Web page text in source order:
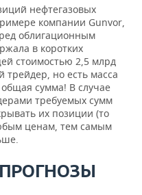
нефтегазовых
компании Gunvor,
облигационным
в коротких
стоимостью 2,5 млрд
трейдер, но есть масса
сумма! В случае
требуемых сумм
их позиции (то
ценам, тем самым